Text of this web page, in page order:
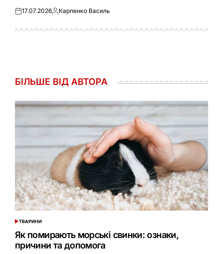
Оприлюднено
17.07.2026Опубліковано
Карпенко Василь
БІЛЬШЕ ВІД АВТОРА
ОПУБЛІКУВАТИ
ТВАРИНИ
Як помирають морські свинки: ознаки,
причини та допомога